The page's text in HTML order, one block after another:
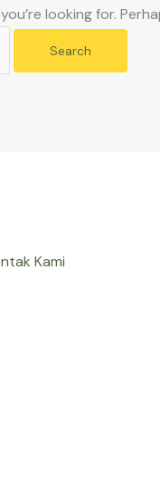
looking for.
Kami